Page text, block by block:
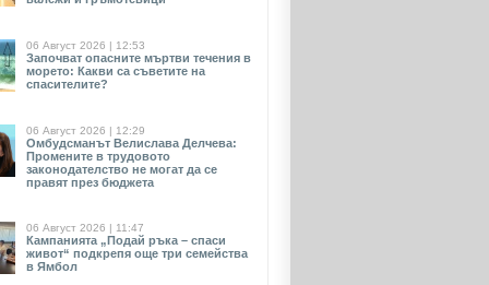
06 Август 2026 | 12:53
Започват опасните мъртви течения в
морето: Какви са съветите на
спасителите?
06 Август 2026 | 12:29
Омбудсманът Велислава Делчева:
Промените в трудовото
законодателство не могат да се
правят през бюджета
06 Август 2026 | 11:47
Кампанията „Подай ръка – спаси
живот“ подкрепя още три семейства
в Ямбол